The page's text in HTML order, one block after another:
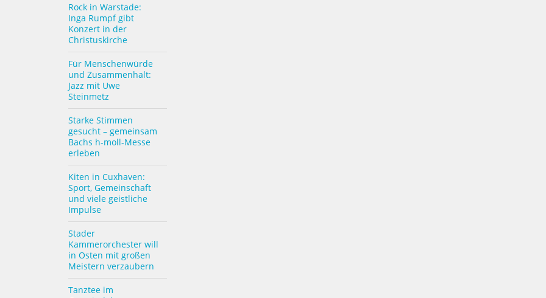
Rock in Warstade:
Inga Rumpf gibt
Konzert in der
Christuskirche
Für Menschenwürde
und Zusammenhalt:
Jazz mit Uwe
Steinmetz
Starke Stimmen
gesucht – gemeinsam
Bachs h-moll-Messe
erleben
Kiten in Cuxhaven:
Sport, Gemeinschaft
und viele geistliche
Impulse
Stader
Kammerorchester will
in Osten mit großen
Meistern verzaubern
Tanztee im